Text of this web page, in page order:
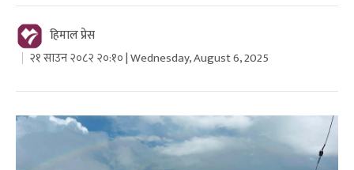
हिमाल प्रेस
२१ साउन २०८२ २०:१० | Wednesday, August 6, 2025